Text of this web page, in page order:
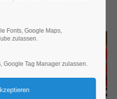
Fonts, Google Maps,
zulassen.
Google Tag Manager zulassen.